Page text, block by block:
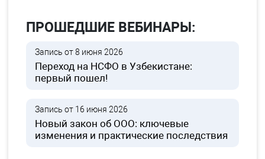
ПРОШЕДШИЕ ВЕБИНАРЫ:
Запись от 8 июня 2026
Переход на НСФО в Узбекистане:
первый пошел!
Запись от 16 июня 2026
Новый закон об ООО: ключевые
изменения и практические последствия